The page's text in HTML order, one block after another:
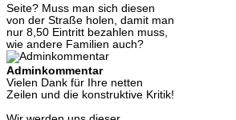
Seite? Muss man sich diesen
von der Straße holen, damit man
nur 8,50 Eintritt bezahlen muss,
wie andere Familien auch?
Adminkommentar
Vielen Dank für Ihre netten
Zeilen und die konstruktive Kritik!